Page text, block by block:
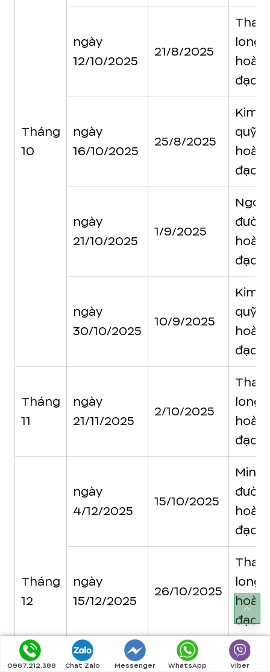
Tháng
10
ngày
12/10/2025
21/8/2025
long
đạo
ngày
16/10/2025
25/8/2025
Kim
quỹ
đạo
ngày
21/10/2025
1/9/2025
Ngọc
đạo
ngày
30/10/2025
10/9/2025
Kim
quỹ
đạo
Tháng
11
ngày
21/11/2025
2/10/2025
long
đạo
Tháng
12
ngày
4/12/2025
15/10/2025
Minh
đạo
ngày
15/12/2025
26/10/2025
long
đạo
Kim
0967.212.388 Chat Zalo Messenger WhatsApp Viber